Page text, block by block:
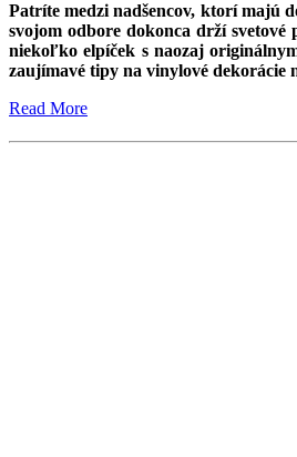
Patríte medzi nadšencov, ktorí majú
svojom odbore dokonca drží
niekoľko elpíček s naozaj
zaujímavé tipy na vinylové dekorácie
Read More